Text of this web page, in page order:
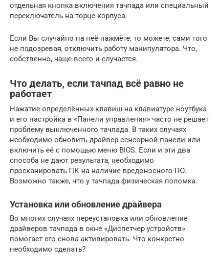
отдельная кнопка включения тачпада или специальный
переключатель на торце корпуса:
Если Вы случайно на неё нажмёте, то можете, сами того
не подозревая, отключить работу манипулятора. Что,
собственно, чаще всего и случается.
Что делать, если тачпад всё равно не
работает
Нажатие определённых клавиш на клавиатуре ноутбука
и его настройка в «Панели управления» часто не решает
проблему выключенного тачпада. В таких случаях
необходимо обновить драйвер сенсорной панели или
включить её с помощью меню BIOS. Если и эти два
способа не дают результата, необходимо
просканировать ПК на наличие вредоносного ПО.
Возможно также, что у тачпада физическая поломка.
Установка или обновление драйвера
Во многих случаях переустановка или обновление
драйверов тачпада в окне «Диспетчер устройств»
помогает его снова активировать. Что конкретно
необходимо сделать?